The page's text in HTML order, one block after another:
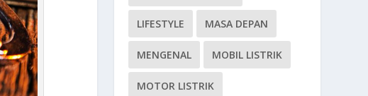
LIFESTYLE MASA DEPAN
MENGENAL MOBIL LISTRIK
MOTOR LISTRIK